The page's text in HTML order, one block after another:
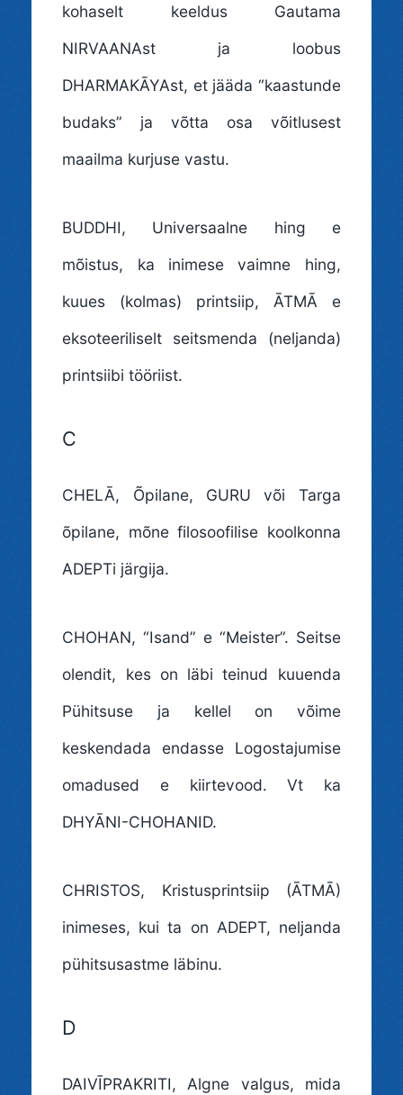
kohaselt keeldus Gautama
NIRVAANAst ja loobus
DHARMAKĀYAst, et jääda “kaastunde
budaks” ja võtta osa võitlusest
maailma kurjuse vastu.
BUDDHI, Universaalne hing e
mõistus, ka inimese vaimne hing,
kuues (kolmas) printsiip, ĀTMĀ e
eksoteeriliselt seitsmenda (neljanda)
printsiibi tööriist.
C
CHELĀ, Õpilane, GURU või Targa
õpilane, mõne filosoofilise koolkonna
ADEPTi järgija.
CHOHAN, “Isand” e “Meister”. Seitse
olendit, kes on läbi teinud kuuenda
Pühitsuse ja kellel on võime
keskendada endasse Logostajumise
omadused e kiirtevood. Vt ka
DHYĀNI-CHOHANID.
CHRISTOS, Kristusprintsiip (ĀTMĀ)
inimeses, kui ta on ADEPT, neljanda
pühitsusastme läbinu.
D
DAIVĪPRAKRITI, Algne valgus, mida